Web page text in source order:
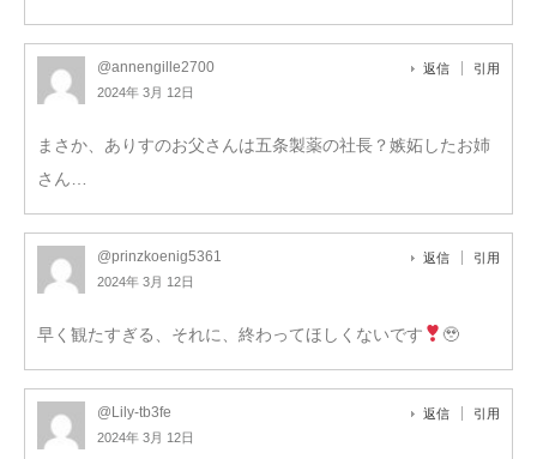
@annengille2700
2024年 3月 12日
返信 引用
まさか、ありすのお父さんは五条製薬の社長？嫉妬したお姉
さん…
@prinzkoenig5361
2024年 3月 12日
返信 引用
早く観たすぎる、それに、終わってほしくないです 🥹
@Lily-tb3fe
2024年 3月 12日
返信 引用